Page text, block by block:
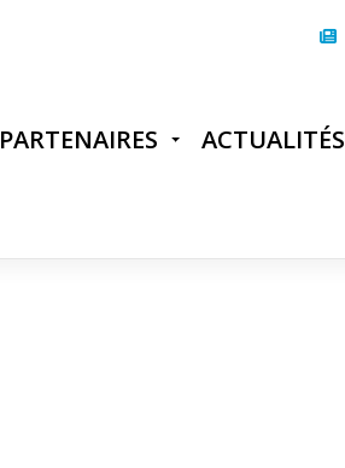
PARTENAIRES ACTUALITÉS